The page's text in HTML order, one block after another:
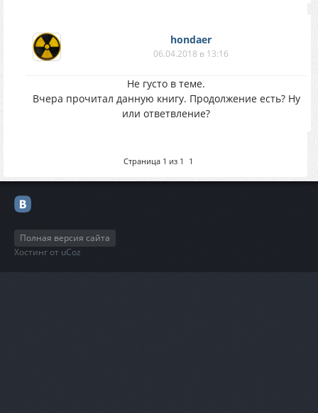
hondaer
06.04.2018 в 13:16
Не густо в теме.
Вчера прочитал данную книгу. Продолжение есть? Ну
или ответвление?
Страница 1 из 1 1
Полная версия сайта
Хостинг от uCoz